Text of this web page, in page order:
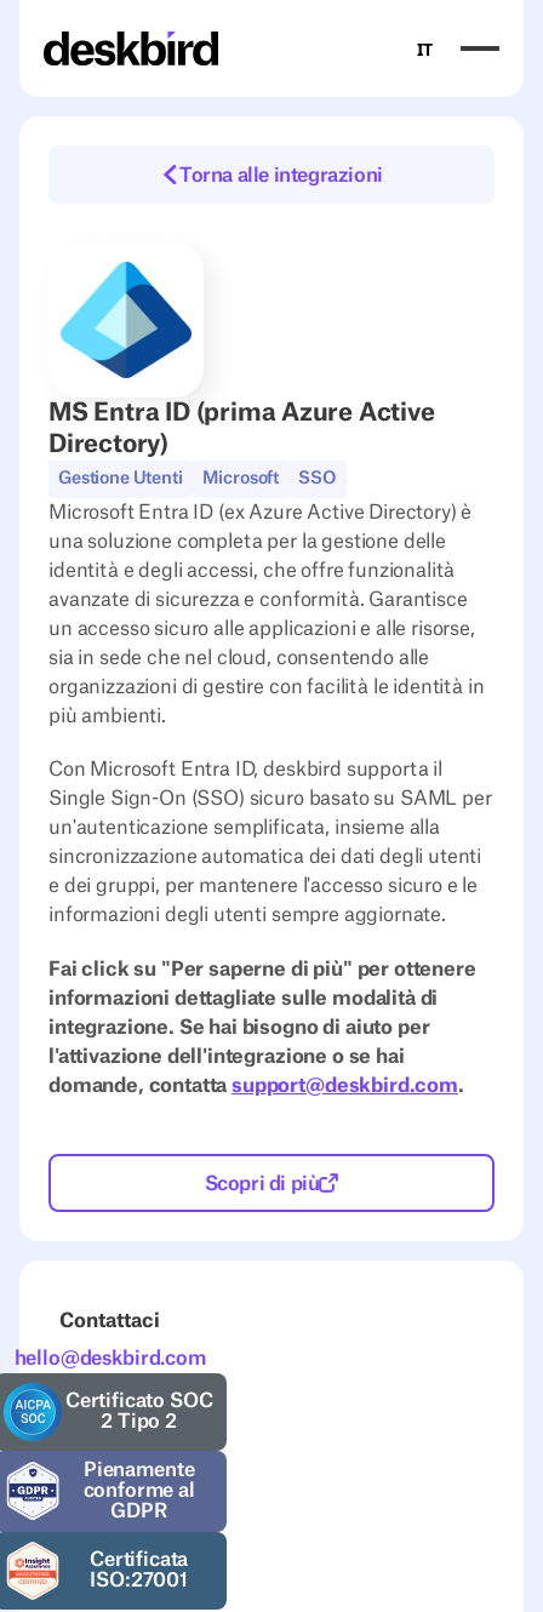
IT
Torna alle integrazioni
MS Entra ID (prima Azure Active
Directory)
Gestione Utenti Microsoft SSO
Microsoft Entra ID (ex Azure Active Directory) è
una soluzione completa per la gestione delle
identità e degli accessi, che offre funzionalità
avanzate di sicurezza e conformità. Garantisce
un accesso sicuro alle applicazioni e alle risorse,
sia in sede che nel cloud, consentendo alle
organizzazioni di gestire con facilità le identità in
più ambienti.‍
Con Microsoft Entra ID, deskbird supporta il
Single Sign-On (SSO) sicuro basato su SAML per
un'autenticazione semplificata, insieme alla
sincronizzazione automatica dei dati degli utenti
e dei gruppi, per mantenere l'accesso sicuro e le
informazioni degli utenti sempre aggiornate.
Fai click su "Per saperne di più" per ottenere
informazioni dettagliate sulle modalità di
integrazione. Se hai bisogno di aiuto per
l'attivazione dell'integrazione o se hai
domande, contattasupport@deskbird.com.
Scopri di più
Contattaci
hello@deskbird.com
Certificato SOC
2 Tipo 2
Pienamente
conforme al
GDPR
Certificata
ISO:27001